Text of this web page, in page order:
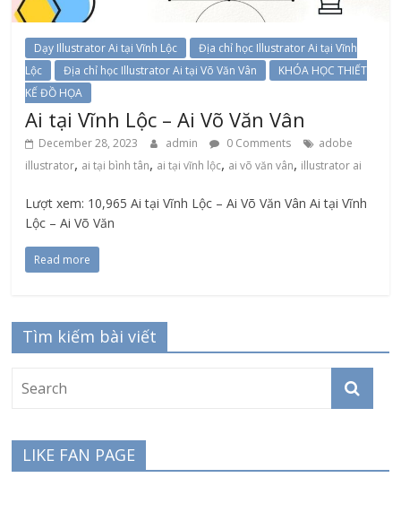
Dạy Illustrator Ai tại Vĩnh Lộc
Địa chỉ học Illustrator Ai tại Vĩnh
Lộc
Địa chỉ học Illustrator Ai tại Võ Văn Vân
KHÓA HỌC THIẾT
KẾ ĐỒ HỌA
Ai tại Vĩnh Lộc – Ai Võ Văn Vân
December 28, 2023 admin 0 Comments
adobe
illustrator, ai tại bình tân, ai tại vĩnh lộc, ai võ văn vân, illustrator ai
Lượt xem: 10,965 Ai tại Vĩnh Lộc – Ai Võ Văn Vân Ai tại Vĩnh
Lộc – Ai Võ Văn
Read more
Tìm kiếm bài viết
LIKE FAN PAGE